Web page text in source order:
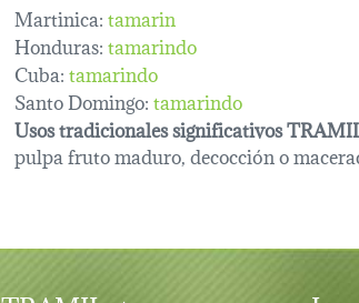
Martinica:tamarin
Honduras:tamarindo
Cuba:tamarindo
Santo Domingo:tamarindo
Usos tradicionales significativos
pulpa fruto maduro, decocción o